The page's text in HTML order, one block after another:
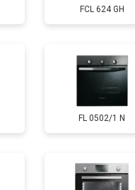
FCL 624 GH
FL 0502/1 N